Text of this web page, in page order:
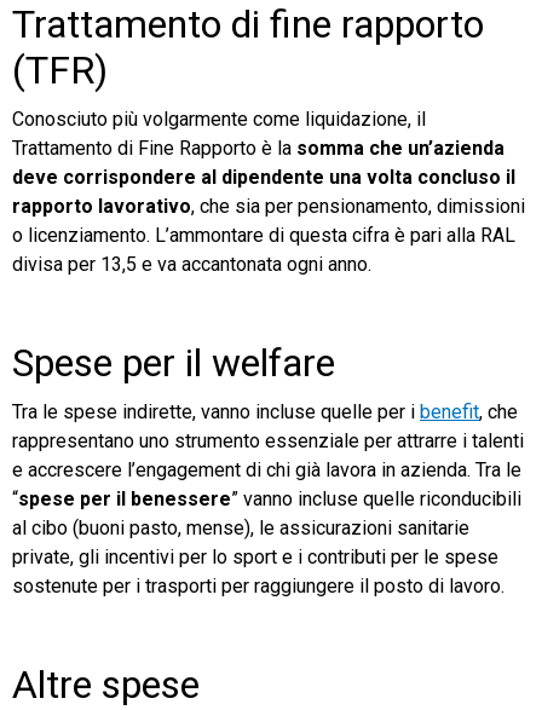
Trattamento di fine rapporto
(TFR)
Conosciuto più volgarmente come liquidazione, il
Trattamento di Fine Rapporto è la somma che un’azienda
deve corrispondere al dipendente una volta concluso il
rapporto lavorativo, che sia per pensionamento, dimissioni
o licenziamento. L’ammontare di questa cifra è pari alla RAL
divisa per 13,5 e va accantonata ogni anno.
Spese per il welfare
Tra le spese indirette, vanno incluse quelle per i benefit, che
rappresentano uno strumento essenziale per attrarre i talenti
e accrescere l’engagement di chi già lavora in azienda. Tra le
“spese per il benessere” vanno incluse quelle riconducibili
al cibo (buoni pasto, mense), le assicurazioni sanitarie
private, gli incentivi per lo sport e i contributi per le spese
sostenute per i trasporti per raggiungere il posto di lavoro.
Altre spese